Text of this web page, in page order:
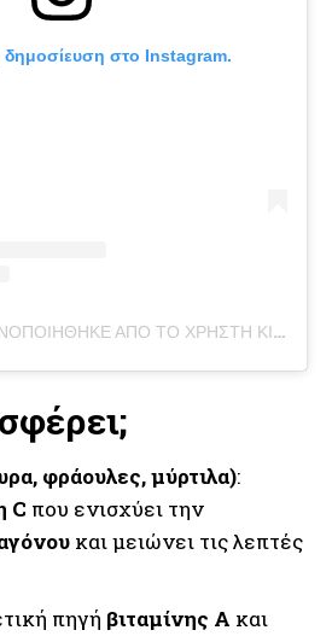
δημοσίευση στο Instagram.
Η ΔΗΜΟΣΊΕΥΣΗ ΚΟΙΝΟΠΟΙΉΘΗΚΕ ΑΠΌ ΤΟ ΧΡΉΣΤΗ KITCHEN WITH HUMAIRA (@KITCHEN.WITH.HUMAIRA)
φράουλες, μύρτιλα):
C που ενισχύει την
και μειώνει τις λεπτές
πηγή βιταμίνης Α και